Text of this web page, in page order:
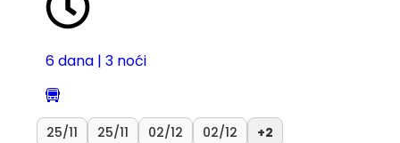
6 dana | 3 noći
25/11 25/11 02/12 02/12 +2